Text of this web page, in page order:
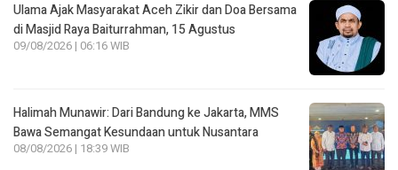
Ulama Ajak Masyarakat Aceh Zikir dan Doa Bersama
di Masjid Raya Baiturrahman, 15 Agustus
09/08/2026 | 06:16 WIB
Halimah Munawir: Dari Bandung ke Jakarta, MMS
Bawa Semangat Kesundaan untuk Nusantara
08/08/2026 | 18:39 WIB